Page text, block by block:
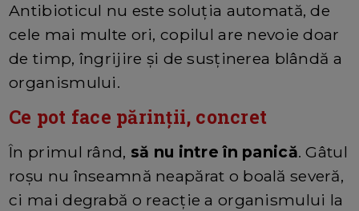
Antibioticul nu este soluția automată, de
cele mai multe ori, copilul are nevoie doar
de timp, îngrijire și de susținerea blândă a
organismului.
Ce pot face părinții, concret
În primul rând, să nu intre în panică. Gâtul
roșu nu înseamnă neapărat o boală severă,
ci mai degrabă o reacție a organismului la